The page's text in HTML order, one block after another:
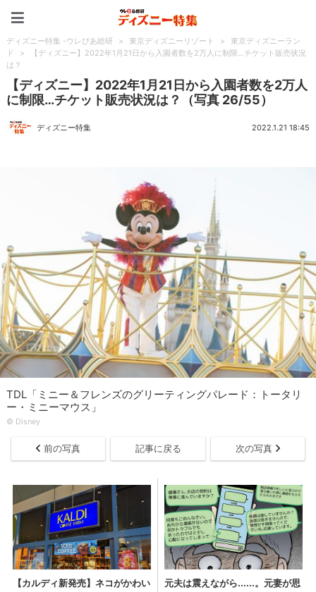
ディズニー特集 -ウレぴあ総研 > 東京ディズニーリゾート >
東京ディズニーラン
ド
>
【ディズニー】2022年1月21日から入園者数を2万人に制限…チケット販売状況
は？
【ディズニー】2022年1月21日から入園者数を2万人
に制限…チケット販売状況は？（写真 26/55）
ディズニー特集 2022.1.21 18:45
TDL「ミニー＆フレンズのグリーティングパレード：トータリ
ー・ミニーマウス」
©︎ Disney
前の写真 記事に戻る 次の写真